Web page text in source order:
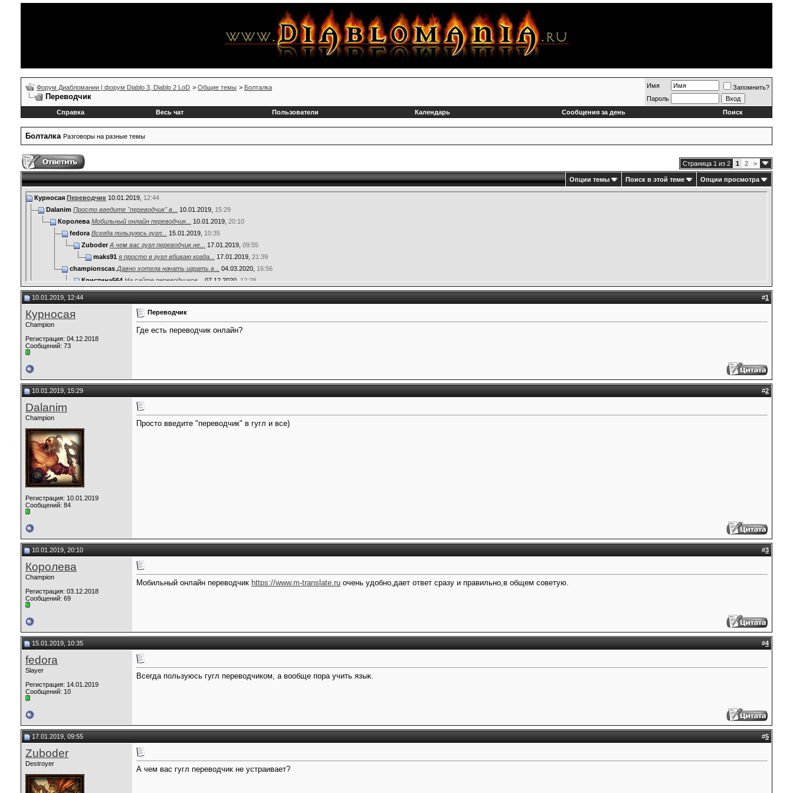
Форум Диабломании | форум Diablo 3, Diablo 2 LoD > Общие темы > Болталка
Переводчик
Имя
Запомнить?
Пароль
Справка
Весь чат Пользователи Календарь Сообщения за день Поиск
Болталка Разговоры на разные темы
Страница 1 из 2 1 2 >
Опции темы Поиск в этой теме Опции просмотра
Курносая Переводчик 10.01.2019, 12:44
Dalanim Просто введите "переводчик" в... 10.01.2019, 15:29
Королева Мобильный онлайн переводчик... 10.01.2019, 20:10
fedora Всегда пользуюсь гугл... 15.01.2019, 10:35
Zuboder А чем вас гугл переводчик не... 17.01.2019, 09:55
maks91 я просто в гугл вбиваю когда... 17.01.2019, 21:39
championscas Давно хотела начать играть в... 04.03.2020, 16:56
Кристина564 На сайте переводчиков... 07.12.2020, 12:28
tolten РёРЅС‚Рµ...19.03.2025,21:27
tolten Р’С‹СЃРѕ...19.03.2025,21:28
tolten audiobookkeeper... 14.05.2025,19:27
tolten
19:28
Димон Мне понадобился перевод...
10.01.2019, 12:44 #1
Курносая
Champion
Регистрация: 04.12.2018
Сообщений: 73
Переводчик
Где есть переводчик онлайн?
10.01.2019, 15:29 #2
Dalanim
Champion
Регистрация: 10.01.2019
Сообщений: 84
Просто введите "переводчик" в гугл и все)
10.01.2019, 20:10 #3
Королева
Champion
Регистрация: 03.12.2018
Сообщений: 69
Мобильный онлайн переводчик https://www.m-translate.ru очень удобно,дает ответ сразу и правильно,в общем советую.
15.01.2019, 10:35 #4
fedora
Slayer
Регистрация: 14.01.2019
Сообщений: 10
Всегда пользуюсь гугл переводчиком, а вообще пора учить язык.
17.01.2019, 09:55 #5
Zuboder
Destroyer
А чем вас гугл переводчик не устраивает?